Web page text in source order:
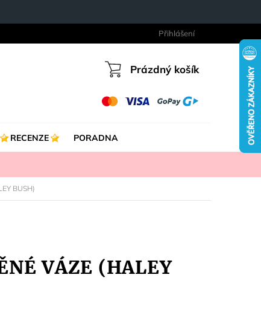
Přihlášení
Nákupní
Prázdný košík
RECENZE PORADNA
BUSH)
VÁZE (HALEY